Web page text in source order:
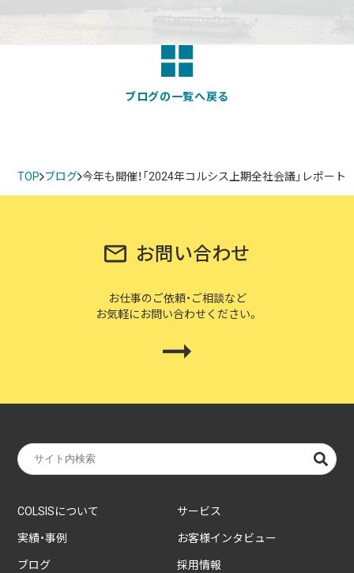
ブログの一覧へ戻る
TOP ブログ 今年も開催！「2024年コルシス上期全社会議」レポート
お問い合わせ
お仕事のご依頼・ご相談など
お気軽にお問い合わせください。
COLSISについて サービス
実績・事例 お客様インタビュー
ブログ 採用情報